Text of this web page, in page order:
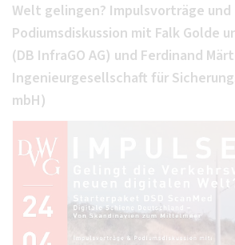
Welt gelingen? Impulsvorträge und
Podiumsdiskussion mit Falk Golde
(DB InfraGO AG) und Ferdinand
Ingenieurgesellschaft für
mbH)